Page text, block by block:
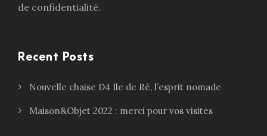
de confidentialité.
Recent Posts
Nouvelle chaise D4 Ile de Ré, l’esprit nomade
Maison&Objet 2022 : merci pour vos visites